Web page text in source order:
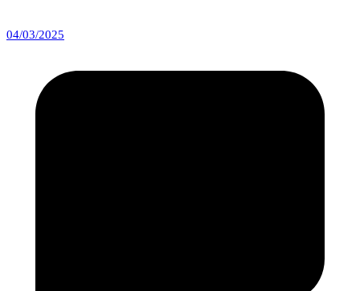
04/03/2025